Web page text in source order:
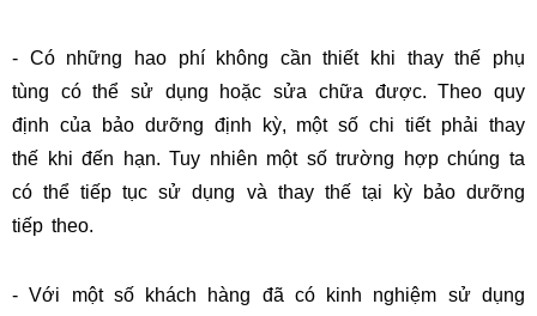
- Có những hao phí không cần thiết khi thay thế phụ
tùng có thể sử dụng hoặc sửa chữa được. Theo quy
định của bảo dưỡng định kỳ, một số chi tiết phải thay
thế khi đến hạn. Tuy nhiên một số trường hợp chúng ta
có thể tiếp tục sử dụng và thay thế tại kỳ bảo dưỡng
tiếp theo.
- Với một số khách hàng đã có kinh nghiệm sử dụng